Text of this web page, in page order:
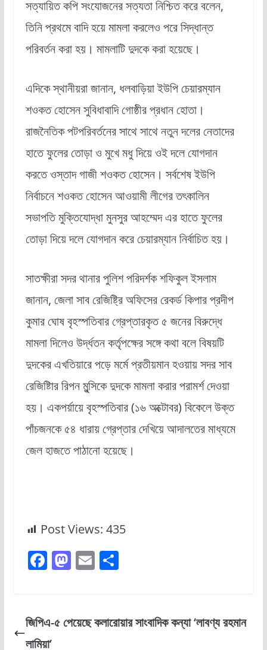
সত্যায়িত কপি সংযোজনের সত্যতা নিশ্চিত করে বলেন,
তিনি প্রথমে বাদি হয়ে মামলা করলেও পরে সিদ্ধান্ত
পরিবর্তন করা হয়। মামলাটি দুদকে করা হয়েছে।
এদিকে স্থানীয়রা জানান, ধলবাড়িয়া ইউপি চেয়ারম্যান
শওকত হোসেন সুবিধাবাদি গোষ্ঠীর প্রধান হোতা।
রাজনৈতিক পটপরিবর্তনের সাথে সাথে নতুন দলের নেতাদের
হাতে ফুলের তোড়া ও মুখে মধু দিয়ে ওই দলে যোগদান
করতে ওস্তাদ গাজী শওকত হোসেন। সর্বশেষ ইউপি
নির্বাচনে শওকত হোসেন আওয়ামী লীগের তৎকালিন
সভাপতি মুক্তিযোদ্ধা মুনসুর আহম্মেদ এর হাতে ফুলের
তোড়া দিয়ে দলে যোগদান করে চেয়ারম্যান নির্বাচিত হয়।
সাতক্ষীরা সদর থানার পুলিশ পরিদর্শক শফিকুল ইসলাম
জানান, জেলা সাব রেজিষ্ট্রি অফিসের রেকর্ড কিপার প্রদীপ
কুমার ঘোষ বৃহস্পতিবার গ্রেপ্তারকৃত ৫ জনের বিরুদ্ধে
মামলা দিলেও উর্দ্ধতন কর্তৃপক্ষের সঙ্গে কথা বলে বিষয়টি
দুদকের এখতিয়ারে পড়ে মর্মে প্রতীয়মান হওয়ায় সদর সাব
রেজিষ্টিার রিপন মুন্সিকে দুদকে মামলা করার পরামর্শ দেওয়া
হয়। একপর্য়ায়ে বৃহস্পতিবার (১৬ অক্টোবর) বিকেলে উক্ত
পাঁচজনকে ৫৪ ধারায় গ্রেপ্তার দেখিয়ে আদালতের মাধ্যমে
জেল হাজতে পাঠানো হয়েছে।
Post Views: 435
F
e
b
M
o
E
l
S
e
জিপিএ-৫ পেয়েছে কলারোয়ার সাংবাদিক কন্যা ‘লাবণ্য রহমান
লামিয়া’